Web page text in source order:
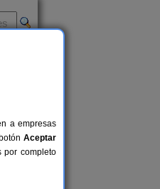
a empresas
Aceptar
por completo